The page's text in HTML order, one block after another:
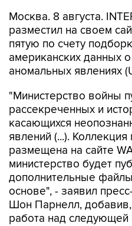
Москва. 8 августа.
разместил на своем
пятую по счету
американских данных
аномальных явлениях
"Министерство войны
рассекреченных и
касающихся
явлений (...).
размещена на сайте
министерство будет
дополнительные
основе", - заявил
Шон Парнелл,
работа над следующей